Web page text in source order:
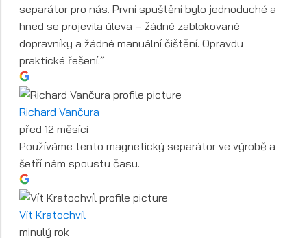
separátor pro nás. První spuštění bylo jednoduché a
hned se projevila úleva – žádné zablokované
dopravníky a žádné manuální čištění. Opravdu
praktické řešení.“
Richard Vančura
před 12 měsíci
Používáme tento magnetický separátor ve výrobě a
šetří nám spoustu času.
Vít Kratochvíl
minulý rok